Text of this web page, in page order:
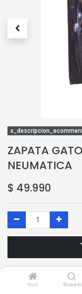
Inicio Búsqueda
ZAPATA
NEUMATICA
$ 49.990
Add to Wishlist